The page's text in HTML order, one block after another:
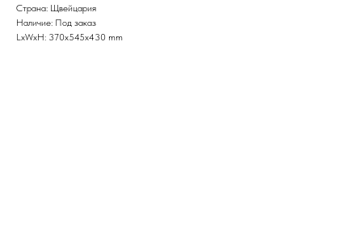
Страна: Щвейцария
Наличие: Под заказ
LxWxH: 370x545x430 mm